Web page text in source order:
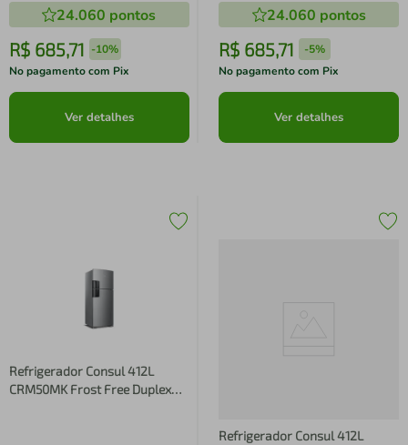
24.060 pontos
R$ 685,71 -10%
No pagamento com Pix
Ver detalhes
24.060 pontos
R$ 685,71 -5%
No pagamento com Pix
Ver detalhes
Refrigerador Consul 412L
CRM50MK Frost Free Duplex
Refrigerador Consul 412L